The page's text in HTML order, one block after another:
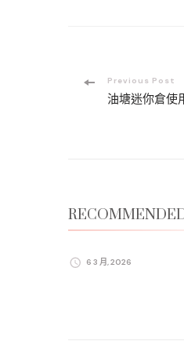
PostPrevious Post
油塘迷你倉使
6 3 月, 2026